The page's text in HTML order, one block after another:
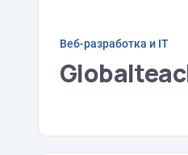
Веб-разработка и IT